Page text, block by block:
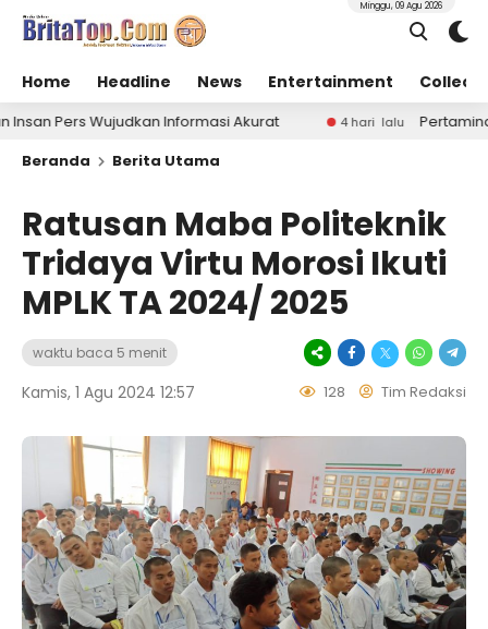
Home Headline News Entertainment
Minggu, 09 Agu 2026
Informasi Akurat 4 hari lalu
Pertamina Respons
Beranda
Berita Utama
Ratusan Maba Politeknik
Tridaya Virtu Morosi Ikuti
MPLK TA 2024/ 2025
waktu baca 5 menit
Kamis, 1 Agu 2024 12:57 128 Tim Redaksi